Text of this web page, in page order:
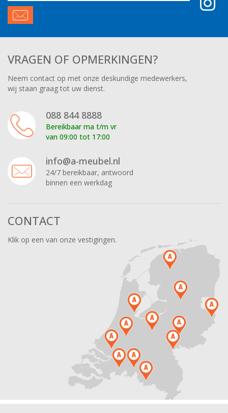
VRAGEN OF OPMERKINGEN?
Neem contact op met onze deskundige medewerkers,
wij staan graag tot uw dienst.
088 844 8888
Bereikbaar ma t/m vr
van 09:00 tot 17:00
info@a-meubel.nl
24/7 bereikbaar, antwoord
binnen een werkdag
CONTACT
Klik op een van onze vestigingen.